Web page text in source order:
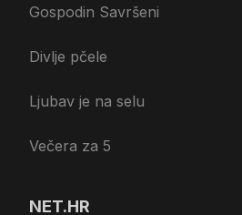
Gospodin Savršeni
Divlje pčele
Ljubav je na selu
Večera za 5
NET.HR